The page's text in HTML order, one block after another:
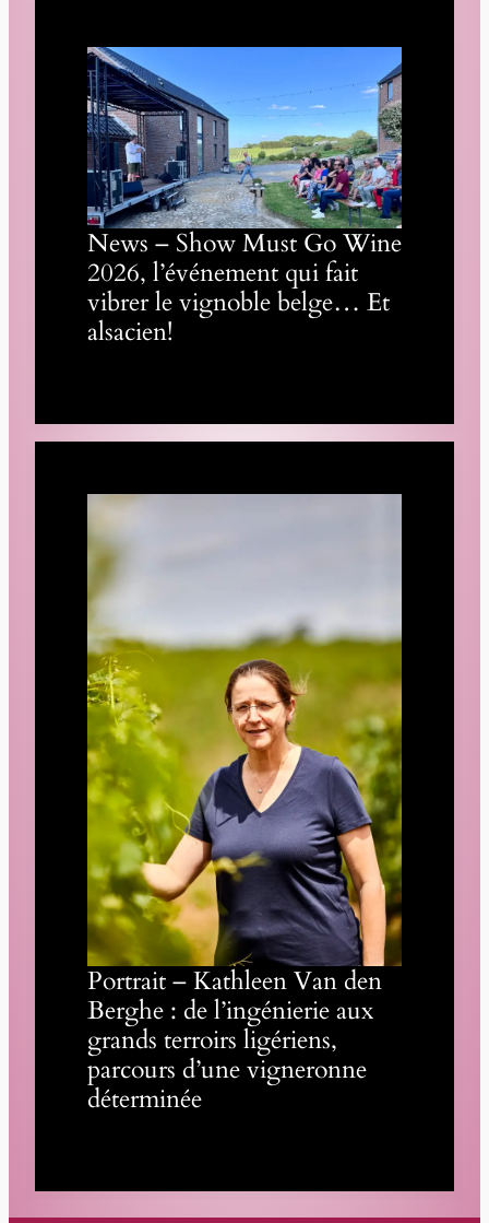
News – Show Must Go Wine
2026, l’événement qui fait
vibrer le vignoble belge… Et
alsacien!
Portrait – Kathleen Van den
Berghe : de l’ingénierie aux
grands terroirs ligériens,
parcours d’une vigneronne
déterminée